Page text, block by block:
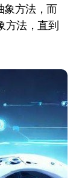
象方法，而
方法，直到